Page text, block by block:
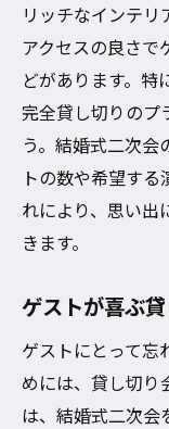
リッチなインテリ
アクセスの良さで
どがあります。特
完全貸し切りのプ
う。結婚式二次
トの数や希望す
れにより、思い出
きます。
ゲストが喜ぶ
ゲストにとって忘
めには、貸し切り
は、結婚式二次会